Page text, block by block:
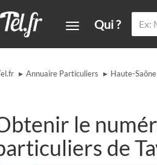
Qui ?
▸ Annuaire Particuliers ▸ Haute-Saône
le
de